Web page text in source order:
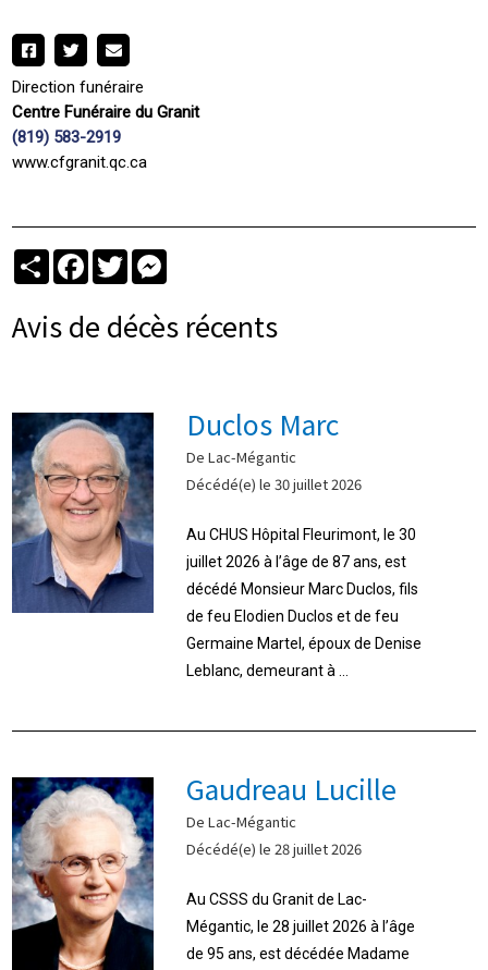
Direction funéraire
Centre Funéraire du Granit
(819) 583-2919
www.cfgranit.qc.ca
PartagerFacebook
Twitter
Avis de décès récents
Duclos Marc
De Lac-Mégantic
Décédé(e) le 30 juillet 2026
Au CHUS Hôpital Fleurimont, le 30
juillet 2026 à l’âge de 87 ans, est
décédé Monsieur Marc Duclos, fils
de feu Elodien Duclos et de feu
Germaine Martel, époux de Denise
Leblanc, demeurant à ...
Gaudreau Lucille
De Lac-Mégantic
Décédé(e) le 28 juillet 2026
Au CSSS du Granit de Lac-
Mégantic, le 28 juillet 2026 à l’âge
de 95 ans, est décédée Madame